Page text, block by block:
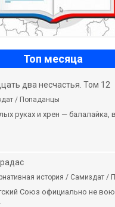
Топ месяца
два несчастья. Том 12
/ Попаданцы
руках и хрен — балалайка,
история / Самиздат /
Союз официально не